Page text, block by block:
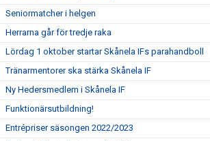
Seniormatcher i helgen
Herrarna går för tredje raka
Lördag 1 oktober startar Skånela IFs parahandboll
Tränarmentorer ska stärka Skånela IF
Ny Hedersmedlem i Skånela IF
Funktionärsutbildning!
Entrépriser säsongen 2022/2023